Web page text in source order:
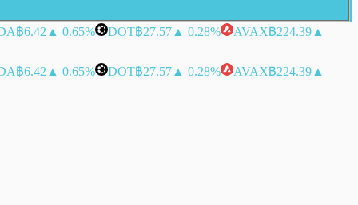
฿6.42 ▲ 0.65% DOT฿27.57 ▲ 0.28% AVAX฿224.39 ▲
฿6.42 ▲ 0.65% DOT฿27.57 ▲ 0.28% AVAX฿224.39 ▲